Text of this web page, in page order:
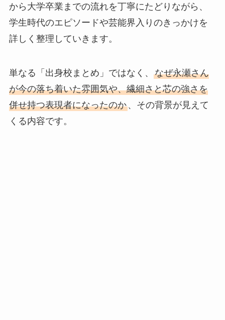
から大学卒業までの流れを丁寧にたどりながら、
学生時代のエピソードや芸能界入りのきっかけを
詳しく整理していきます。
単なる「出身校まとめ」ではなく、 なぜ永瀬さん
が今の落ち着いた雰囲気や、繊細さと芯の強さを
併せ持つ表現者になったのか、その背景が見えて
くる内容です。